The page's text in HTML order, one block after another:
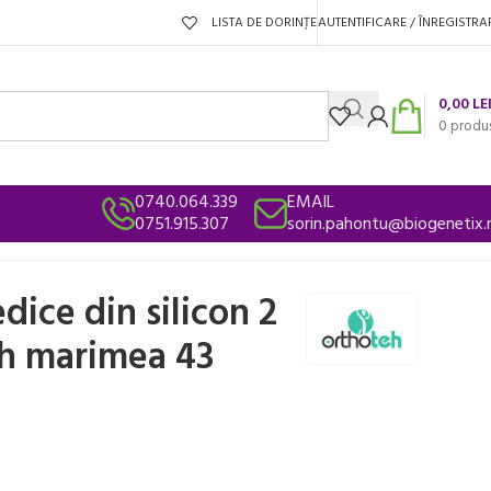
LISTA DE DORINȚEAUTENTIFICARE /
0
0,00LEI
0740.064.339
0751.915.307
EMAIL
din silicon 2
marimea 43